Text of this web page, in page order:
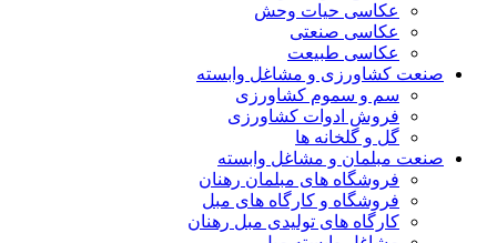
عکاسی حیات وحش
عکاسی صنعتی
عکاسی طبیعت
صنعت کشاورزی و مشاغل وابسته
سم و سموم کشاورزی
فروش ادوات کشاورزی
گل و گلخانه ها
صنعت مبلمان و مشاغل وابسته
فروشگاه های مبلمان رهنان
فروشگاه و کارگاه های مبل
کارگاه های تولیدی مبل رهنان